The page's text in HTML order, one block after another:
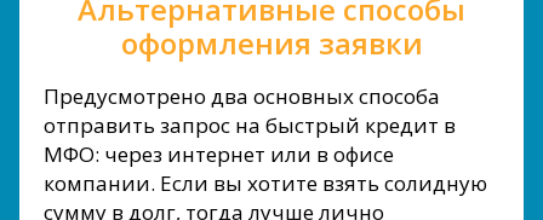
Альтернативные способы
оформления заявки
Предусмотрено два основных способа
отправить запрос на быстрый кредит в
МФО: через интернет или в офисе
компании. Если вы хотите взять солидную
сумму в долг, тогда лучше лично